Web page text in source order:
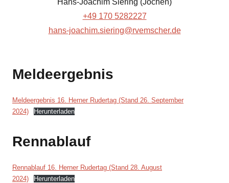
Hans-Joachim Siering (Jochen)
+49 170 5282227
hans-joachim.siering@rvemscher.de
Meldeergebnis
Meldeergebnis 16. Herner Rudertag (Stand 26. September
2024)
Herunterladen
Rennablauf
Rennablauf 16. Herner Rudertag (Stand 28. August
2024)
Herunterladen